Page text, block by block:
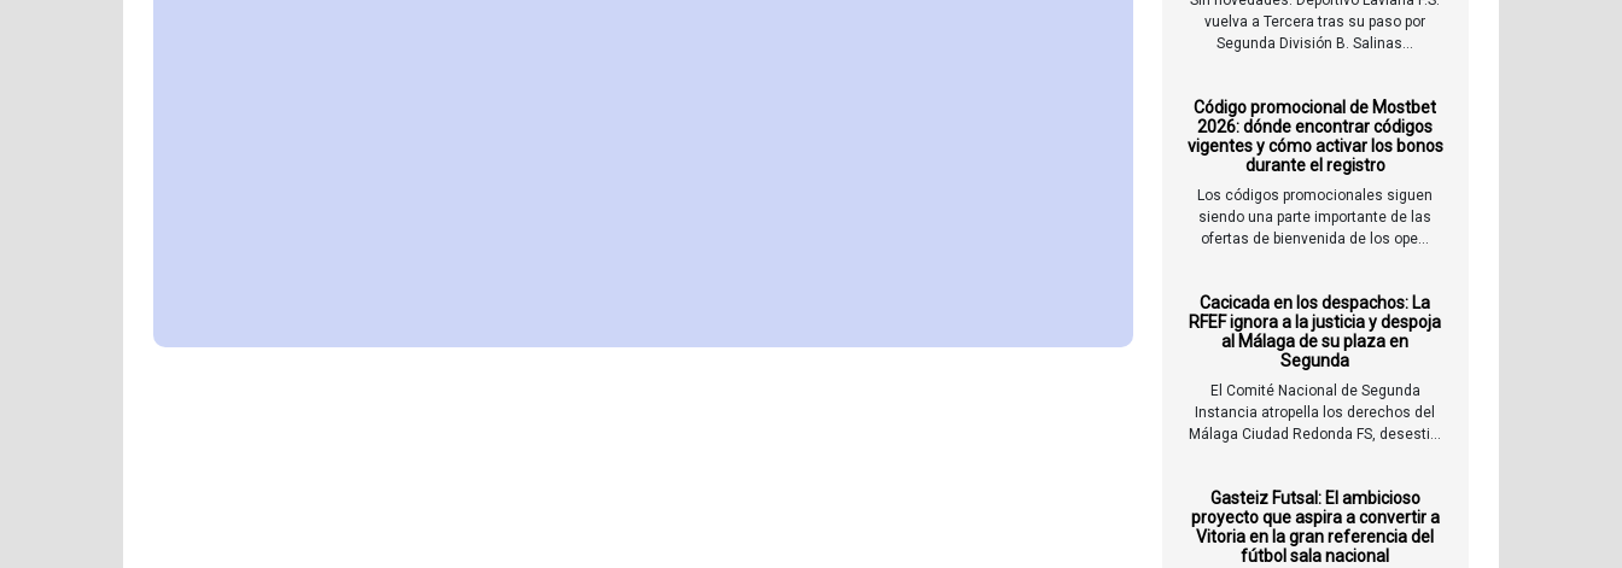
vuelva a Tercera tras su paso por
Segunda División B. Salinas...
Código promocional de Mostbet
2026: dónde encontrar códigos
vigentes y cómo activar los bonos
durante el registro
Los códigos promocionales siguen
siendo una parte importante de las
ofertas de bienvenida de los ope...
Cacicada en los despachos: La
RFEF ignora a la justicia y despoja
al Málaga de su plaza en
Segunda
El Comité Nacional de Segunda
Instancia atropella los derechos del
Málaga Ciudad Redonda FS, desesti...
Gasteiz Futsal: El ambicioso
proyecto que aspira a convertir a
Vitoria en la gran referencia del
fútbol sala nacional